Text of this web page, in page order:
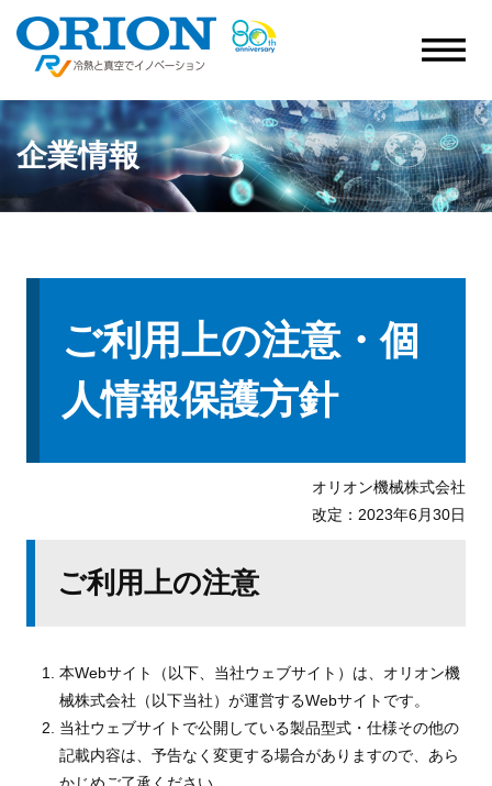
企業情報
ご利用上の注意・個
人情報保護方針
オリオン機械株式会社
改定：2023年6月30日
ご利用上の注意
本Webサイト（以下、当社ウェブサイト）は、オリオン機
械株式会社（以下当社）が運営するWebサイトです。
当社ウェブサイトで公開している製品型式・仕様その他の
記載内容は、予告なく変更する場合がありますので、あら